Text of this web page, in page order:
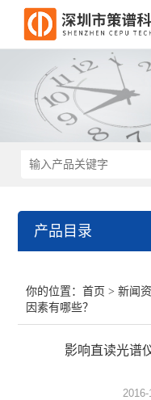
产品目录
RoHS仪器
RoHS仪器维修
硅油涂布量测厚仪
你的位置：首页 >新闻
因素有哪些？
影响直读光谱
2016-